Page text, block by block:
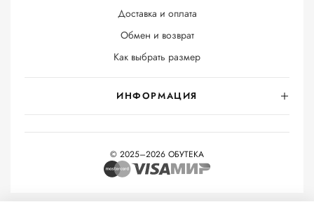
Доставка и оплата
Обмен и возврат
Как выбрать размер
ИНФОРМАЦИЯ
© 2025–2026 ОБУТЕКА